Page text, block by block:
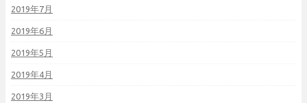
2019年7月
2019年6月
2019年5月
2019年4月
2019年3月